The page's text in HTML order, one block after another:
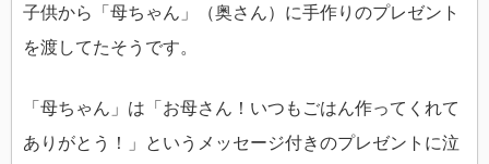
子供から「母ちゃん」（奥さん）に手作りのプレゼント
を渡してたそうです。
「母ちゃん」は「お母さん！いつもごはん作ってくれて
ありがとう！」というメッセージ付きのプレゼントに泣